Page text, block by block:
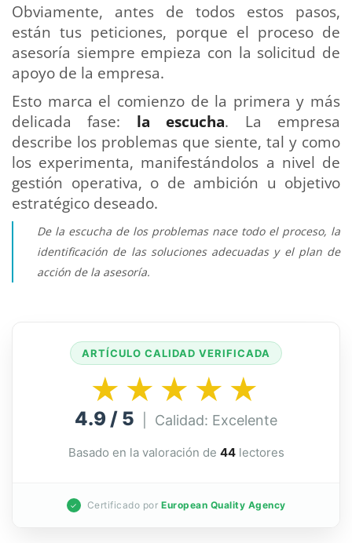
Obviamente, antes de todos estos pasos,
están tus peticiones, porque el proceso de
asesoría siempre empieza con la solicitud de
apoyo de la empresa.
Esto marca el comienzo de la primera y más
delicada fase: la escucha. La empresa
describe los problemas que siente, tal y como
los experimenta, manifestándolos a nivel de
gestión operativa, o de ambición u objetivo
estratégico deseado.
De la escucha de los problemas nace todo el proceso, la
identificación de las soluciones adecuadas y el plan de
acción de la asesoría.
ARTÍCULO CALIDAD VERIFICADA
★★★★★
4.9 / 5 | Calidad: Excelente
Basado en la valoración de 44lectores
✓ Certificado por European Quality Agency